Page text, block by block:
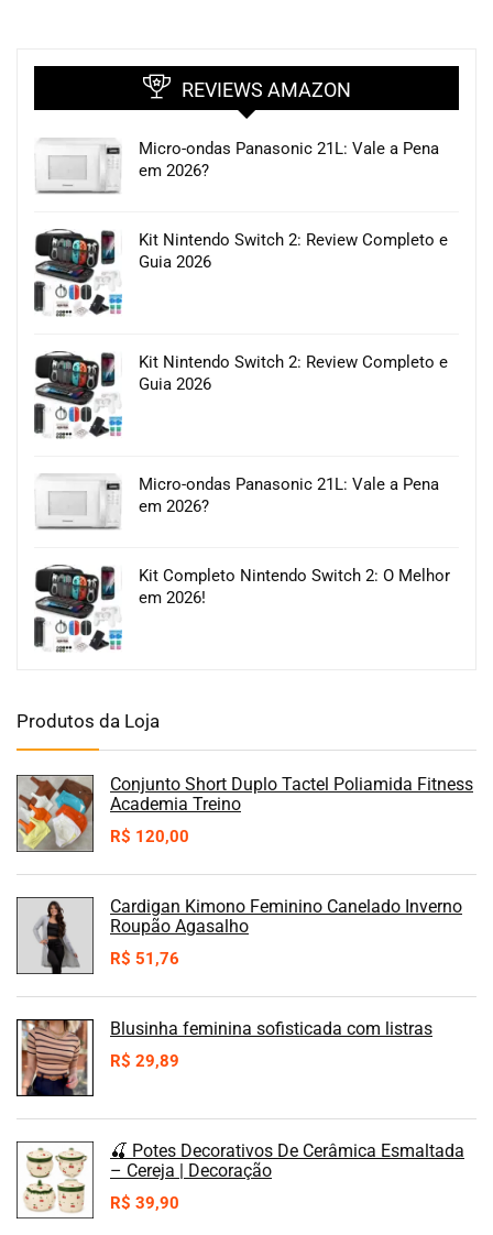
REVIEWS AMAZON
Micro-ondas Panasonic 21L: Vale a Pena
em 2026?
Kit Nintendo Switch 2: Review Completo e
Guia 2026
Kit Nintendo Switch 2: Review Completo e
Guia 2026
Micro-ondas Panasonic 21L: Vale a Pena
em 2026?
Kit Completo Nintendo Switch 2: O Melhor
em 2026!
Produtos da Loja
Conjunto Short Duplo Tactel Poliamida Fitness
Academia Treino
R$ 120,00
Cardigan Kimono Feminino Canelado Inverno
Roupão Agasalho
R$ 51,76
Blusinha feminina sofisticada com listras
R$ 29,89
🍒 Potes Decorativos De Cerâmica Esmaltada
– Cereja | Decoração
R$ 39,90